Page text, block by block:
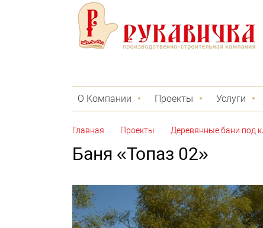
О Компании Проекты Услуги
Главная Проекты Деревянные бани под
Баня «Топаз 02»